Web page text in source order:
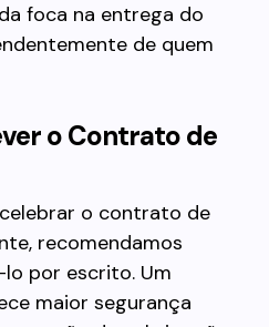
foca na entrega do
de quem
o Contrato de
o contrato de
recomendamos
por escrito. Um
maior segurança